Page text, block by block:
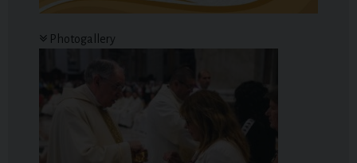
Photogallery